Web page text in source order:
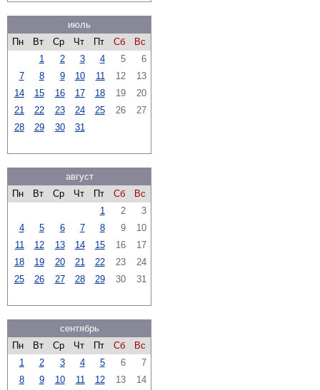
июль
Пн
Вт Ср Чт Пт Сб
Вс
1
2 3 4 5
6
7
8 9 10 11 12
13
14
15 16 17 18 19
20
21
22 23 24 25 26
27
28
29 30 31
август
Пн
Вт Ср Чт Пт Сб
Вс
1
2
3
4
5 6 7 8 9
10
11
12 13 14 15 16
17
18
19 20 21 22 23
24
25
26 27 28 29 30 31
сентябрь
Пн
Вт Ср Чт Пт Сб
Вс
1
2 3 4 5 6
7
8
9 10 11 12 13
14